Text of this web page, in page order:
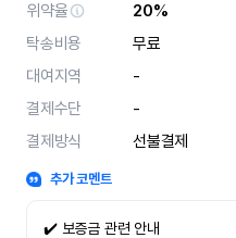
위약율
20%
탁송비용
무료
대여지역
-
결제수단
-
결제방식
선불결제
추가 코멘트
✔️ 보증금 관련 안내